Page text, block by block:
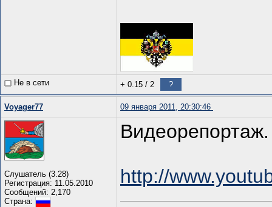
Не в сети + 0.15 / 2 ?
Voyager77 09 января 2011, 20:30:46
Слушатель (3.28)
Регистрация: 11.05.2010
Сообщений: 2,170
Страна:
Видеорепортаж.
http://